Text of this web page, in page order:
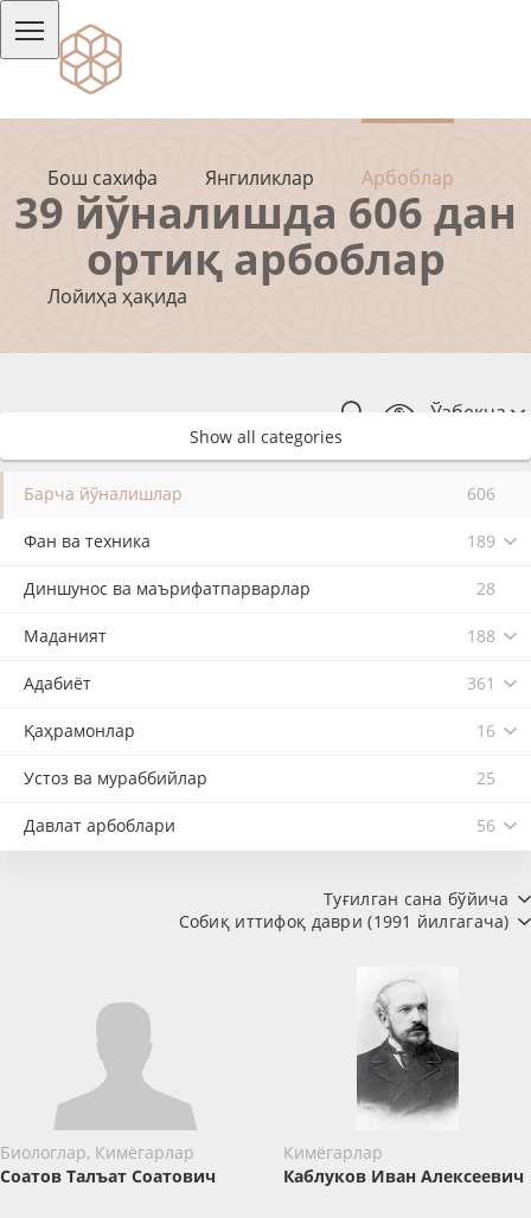
Бош сахифа Янгиликлар Арбоблар
Лойиҳа ҳақида
Ўзбекча
39 йўналишда 606 дан
ортиқ арбоблар
Show all categories
Барча йўналишлар 606
Фан ва техника 189
Диншунос ва маърифатпарварлар 28
Маданият 188
Адабиёт 361
Қаҳрамонлар 16
Устоз ва мураббийлар 25
Давлат арбоблари 56
Туғилган сана бўйича
Собиқ иттифоқ даври (1991 йилгагача)
Биологлар, Кимёгарлар
Соатов Талъат Соатович
Кимёгарлар
Каблуков Иван Алексеевич